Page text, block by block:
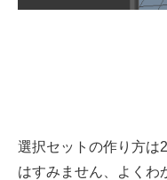
選択セットの作り方は
はすみません、よくわ